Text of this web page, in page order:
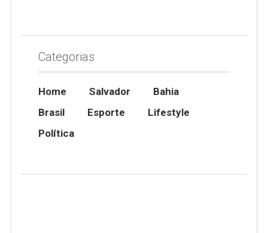
Categorias
Home Salvador
Bahia
Brasil
Esporte
Lifestyle
Política